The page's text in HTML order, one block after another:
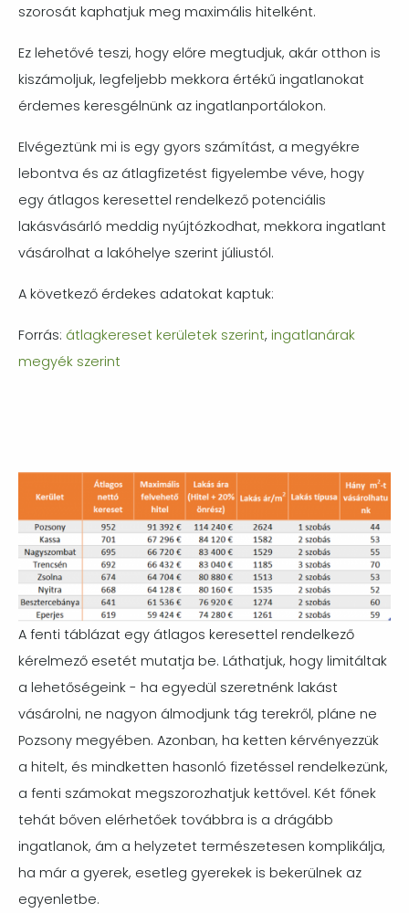
szorosát kaphatjuk meg maximális hitelként.
Ez lehetővé teszi, hogy előre megtudjuk, akár otthon is
kiszámoljuk, legfeljebb mekkora értékű ingatlanokat
érdemes keresgélnünk az ingatlanportálokon.
Elvégeztünk mi is egy gyors számítást, a megyékre
lebontva és az átlagfizetést figyelembe véve, hogy
egy átlagos keresettel rendelkező potenciális
lakásvásárló meddig nyújtózkodhat, mekkora ingatlant
vásárolhat a lakóhelye szerint júliustól.
A következő érdekes adatokat kaptuk:
Forrás: átlagkereset kerületek szerint, ingatlanárak
megyék szerint
A fenti táblázat egy átlagos keresettel rendelkező
kérelmező esetét mutatja be. Láthatjuk, hogy limitáltak
a lehetőségeink - ha egyedül szeretnénk lakást
vásárolni, ne nagyon álmodjunk tág terekről, pláne ne
Pozsony megyében. Azonban, ha ketten kérvényezzük
a hitelt, és mindketten hasonló fizetéssel rendelkezünk,
a fenti számokat megszorozhatjuk kettővel. Két főnek
tehát bőven elérhetőek továbbra is a drágább
ingatlanok, ám a helyzetet természetesen komplikálja,
ha már a gyerek, esetleg gyerekek is bekerülnek az
egyenletbe.